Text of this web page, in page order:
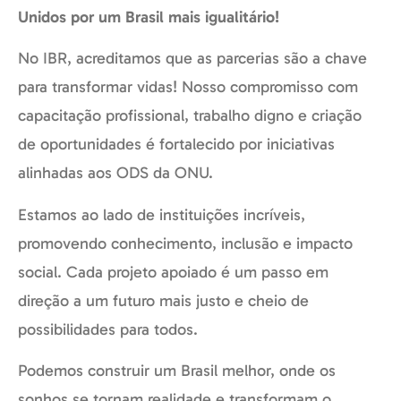
Unidos por um Brasil mais igualitário!
No IBR, acreditamos que as parcerias são a chave
para transformar vidas! Nosso compromisso com
capacitação profissional, trabalho digno e criação
de oportunidades é fortalecido por iniciativas
alinhadas aos ODS da ONU.
Estamos ao lado de instituições incríveis,
promovendo conhecimento, inclusão e impacto
social. Cada projeto apoiado é um passo em
direção a um futuro mais justo e cheio de
possibilidades para todos.
Podemos construir um Brasil melhor, onde os